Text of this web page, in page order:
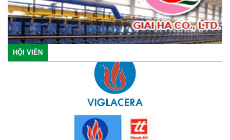
HỘI VIÊN